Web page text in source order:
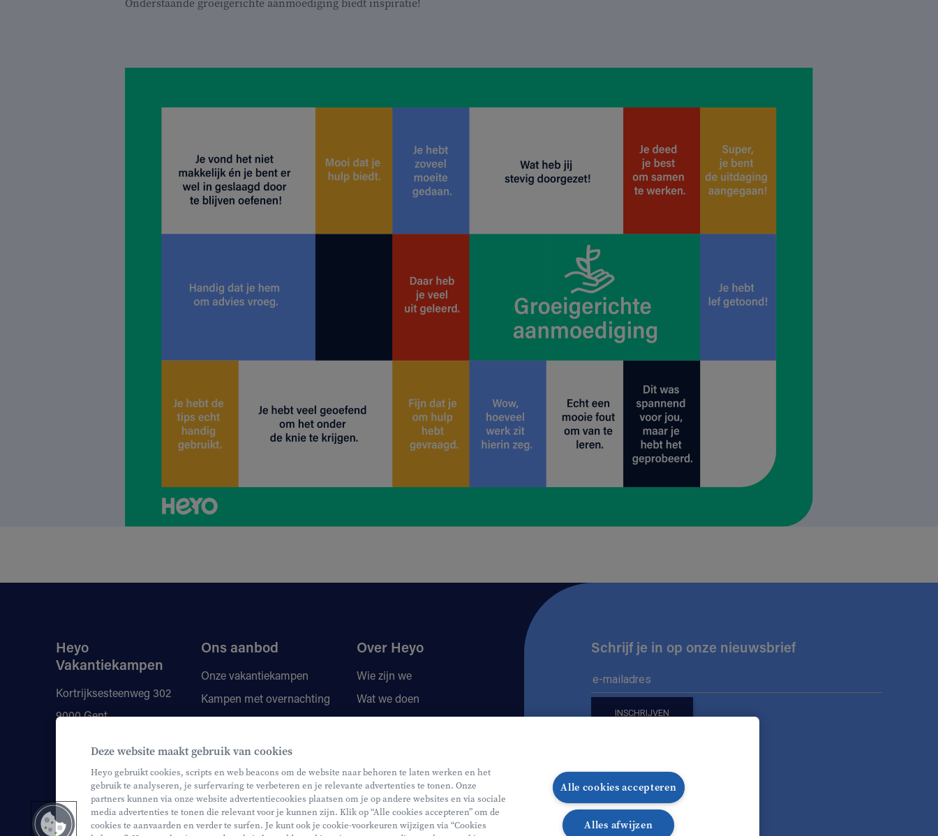
Onderstaande groeigerichte aanmoediging biedt inspiratie!
Heyo
Vakantiekampen
Kortrijksesteenweg 302
9000 Gent
+32 9 210 80 00
info@heyo.be
Ons aanbod
Onze vakantiekampen
Kampen met overnachting
Vragen
Kortingen
Onze monitoren
Over Heyo
Wie zijn we
Wat we doen
Locaties
Schrijf je in op onze nieuwsbrief
Volg onze Facebook pagina
Volg onze Instagram pagina
Volg onze LinkedIn pagina
Volg onze TikTok pagina
Deze website maakt gebruik van cookies
Heyo gebruikt cookies, scripts en web beacons om de website naar behoren te laten werken en het
gebruik te analyseren, je surfervaring te verbeteren en je relevante advertenties te tonen. Onze
partners kunnen via onze website advertentiecookies plaatsen om je op andere websites en via sociale
media advertenties te tonen die relevant voor je kunnen zijn. Klik op “Alle cookies accepteren” om de
cookies te aanvaarden en verder te surfen. Je kunt ook je cookie-voorkeuren wijzigen via “Cookies
Alle cookies accepteren
Alles afwijzen